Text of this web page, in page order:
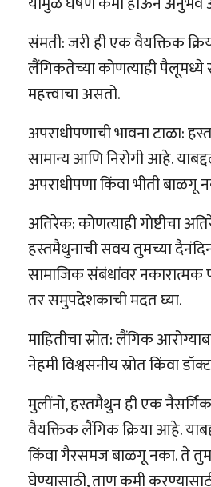
संमती: जरी ही एक वैयक्तिक
लैंगिकतेच्या कोणत्याही पैलूमध्ये
महत्त्वाचा असतो.
अपराधीपणाची भावना टाळा:
सामान्य आणि निरोगी आहे.
अपराधीपणा किंवा भीती बाळगू
अतिरेक: कोणत्याही गोष्टीचा
हस्तमैथुनाची सवय तुमच्या
सामाजिक संबंधांवर
तर समुपदेशकाची मदत घ्या.
माहितीचा स्रोत: लैंगिक
नेहमी विश्वसनीय स्रोत किंवा
मुलींनो, हस्तमैथुन ही एक
वैयक्तिक लैंगिक क्रिया आहे.
किंवा गैरसमज बाळगू नका. ते
घेण्यासाठी, ताण कमी